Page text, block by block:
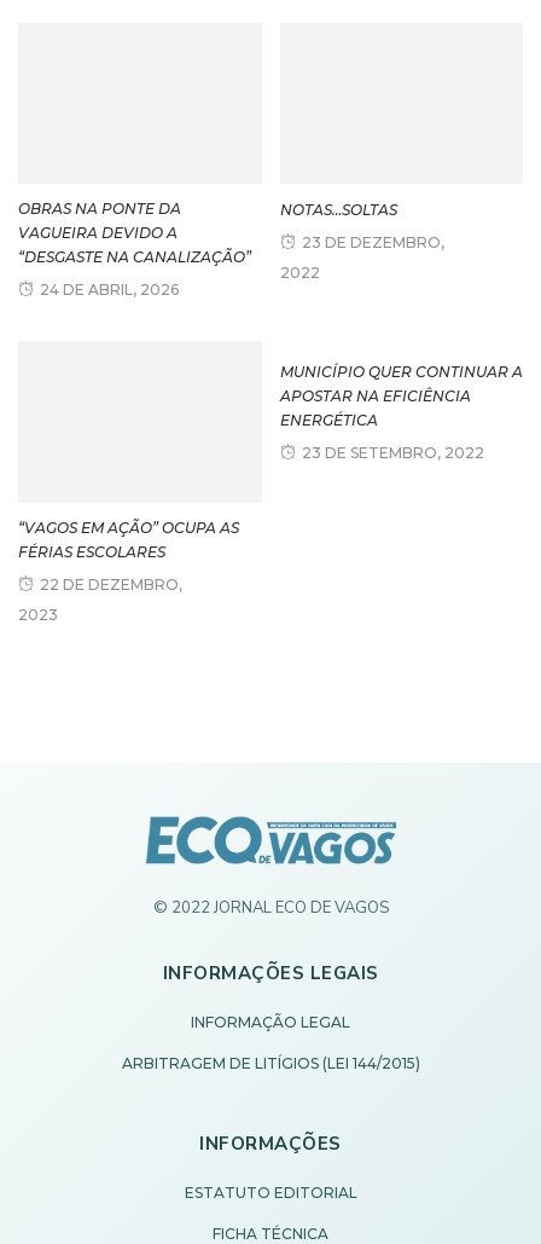
OBRAS NA PONTE DA
VAGUEIRA DEVIDO A
“DESGASTE NA CANALIZAÇÃO”
24 DE ABRIL, 2026
NOTAS…SOLTAS
23 DE DEZEMBRO,
2022
“VAGOS EM AÇÃO” OCUPA AS
FÉRIAS ESCOLARES
22 DE DEZEMBRO,
2023
MUNICÍPIO QUER CONTINUAR A
APOSTAR NA EFICIÊNCIA
ENERGÉTICA
23 DE SETEMBRO, 2022
© 2022 JORNAL ECO DE VAGOS
INFORMAÇÕES LEGAIS
INFORMAÇÃO LEGAL
ARBITRAGEM DE LITÍGIOS (LEI 144/2015)
INFORMAÇÕES
ESTATUTO EDITORIAL
FICHA TÉCNICA